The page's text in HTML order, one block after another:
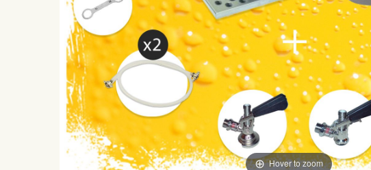
Hover to zoom